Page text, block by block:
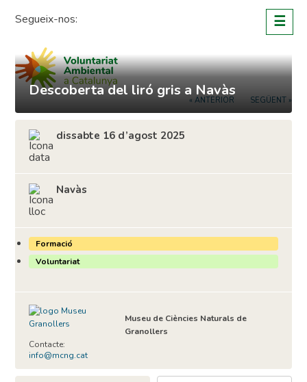
Segueix-nos: ☰
« ANTERIOR SEGÜENT »
Descoberta del liró gris a Navàs
dissabte 16 d’agost 2025
Navàs
Formació
Voluntariat
Museu de Ciències Naturals de
Granollers
Contacte:
info@mcng.cat